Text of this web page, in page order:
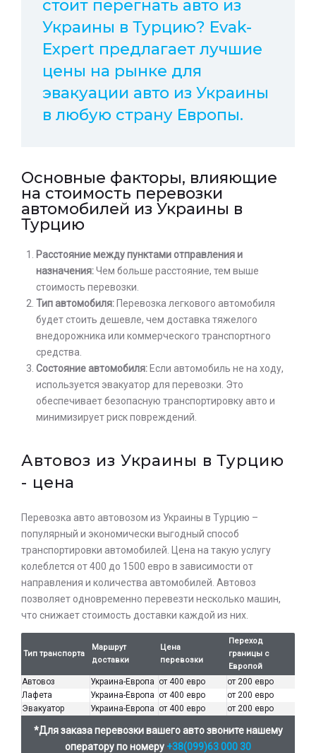
стоит перегнать авто из
Украины в Турцию? Evak-
Expert предлагает лучшие
цены на рынке для
эвакуации авто из Украины
в любую страну Европы.
Основные факторы, влияющие
на стоимость перевозки
автомобилей из Украины в
Турцию
Расстояние между пунктами отправления и
назначения:Чем больше расстояние, тем выше
стоимость перевозки.
Тип автомобиля: Перевозка легкового автомобиля
будет стоить дешевле, чем доставка тяжелого
внедорожника или коммерческого транспортного
средства.
Состояние автомобиля: Если автомобиль не на ходу,
используется эвакуатор для перевозки. Это
обеспечивает безопасную транспортировку авто и
минимизирует риск повреждений.
Автовоз из Украины в Турцию
- цена
Перевозка авто автовозом из Украины в Турцию –
популярный и экономически выгодный способ
транспортировки автомобилей. Цена на такую ​​услугу
колеблется от 400 до 1500 евро в зависимости от
направления и количества автомобилей. Автовоз
позволяет одновременно перевезти несколько машин,
что снижает стоимость доставки каждой из них.
Тип транспорта
Маршрут
доставки
Цена
перевозки
Переход
границы с
Европой
Автовоз Украина-Европа от 400 евро
от 200 евро
Лафета
Украина-Европа от 400 евро
от 200 евро
Эвакуатор
Украина-Европа от 400 евро от 200 евро
*Для заказа перевозки вашего авто звоните нашему
оператору по номеру +38(099)63 000 30